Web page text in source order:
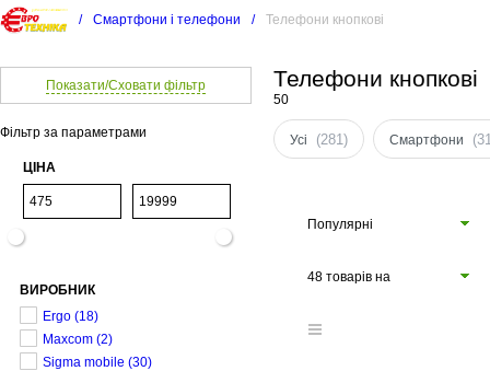
/ Смартфони і телефони / Телефони кнопкові
Показати/Сховати фільтр
Фільтр за параметрами
ЦІНА
ВИРОБНИК
Ergo (18)
Maxcom (2)
Sigma mobile (30)
Телефони кнопкові
50
Усі (281) Смартфони
Популярні
48 товарів на